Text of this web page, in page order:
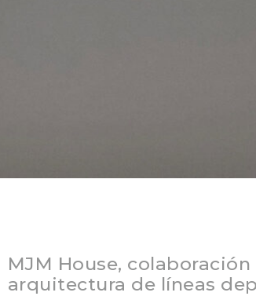
MJM House,
arquitectura de líneas